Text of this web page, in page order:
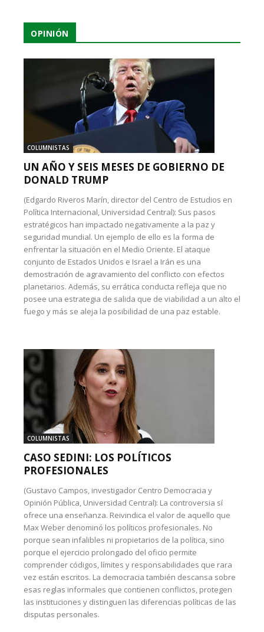
OPINIÓN
COLUMNISTAS
UN AÑO Y SEIS MESES DE GOBIERNO DE
DONALD TRUMP
(Edgardo Riveros Marín, director del Centro de Estudios en
Política Internacional, Universidad Central): Sus pasos
estratégicos han impactado negativamente a la paz y
seguridad mundial. Un ejemplo de ello es la forma de
enfrentar la situación en el Medio Oriente. El ataque
conjunto de Estados Unidos e Israel a Irán es una
demostración de agravamiento del conflicto con efectos
planetarios. Además, su errática conducta refleja que no
posee una estrategia de salida que de viabilidad a un alto el
fuego y más se aleja la posibilidad de una paz estable.
COLUMNISTAS
CASO SEDINI: LOS POLÍTICOS
PROFESIONALES
(Gustavo Campos, investigador Centro Democracia y
Opinión Pública, Universidad Central): La controversia sí
ofrece una enseñanza. Reivindica el valor de aquello que
Max Weber denominó los políticos profesionales. No
porque sean infalibles ni propietarios de la política, sino
porque el ejercicio prolongado del oficio permite
comprender códigos, límites y responsabilidades que rara
vez están escritos. La democracia también descansa sobre
esas reglas informales que contienen conflictos, protegen
las instituciones y distinguen las diferencias políticas de las
disputas personales.